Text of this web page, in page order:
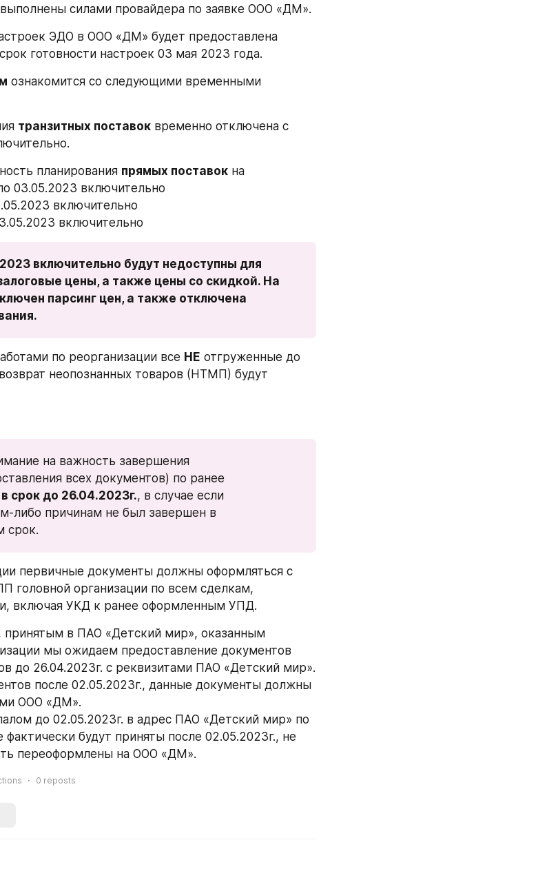
выполнены силами провайдера по заявке ООО «ДМ».
ЭДО в ООО «ДМ» будет предоставлена
готовности настроек 03 мая 2023 года.
ознакомится со следующими временными
транзитных поставок временно отключена с
планирования прямых поставок на
03.05.2023 включительно
включительно
включительно
включительно будут недоступны для
цены, а также цены со скидкой. На
парсинг цен, а также отключена
по реорганизации все НЕ отгруженные до
неопознанных товаров (НТМП) будут
на важность завершения
всех документов) по ранее
в срок до 26.04.2023г., в случае если
либо причинам не был завершен в
срок.
первичные документы должны оформляться с
головной организации по всем сделкам,
включая УКД к ранее оформленным УПД.
принятым в ПАО «Детский мир», оказанным
мы ожидаем предоставление документов
до 26.04.2023г. с реквизитами ПАО «Детский мир».
после 02.05.2023г., данные документы должны
ООО «ДМ».
до 02.05.2023г. в адрес ПАО «Детский мир» по
будут приняты после 02.05.2023г., не
переоформлены на ООО «ДМ».
0 reposts